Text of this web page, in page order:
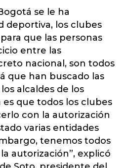
se le ha
deportiva, los clubes
que las personas
entre las
nacional, son todos
que han buscado las
alcaldes de los
es que todos los clubes
con la autorización
varias entidades
tenemos todos
autorización”, explicó